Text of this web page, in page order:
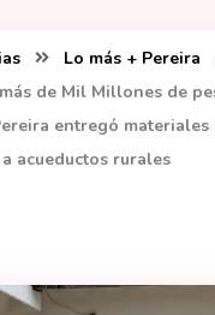
Lo más + Pereira
de Mil Millones de
entregó materiales
acueductos rurales